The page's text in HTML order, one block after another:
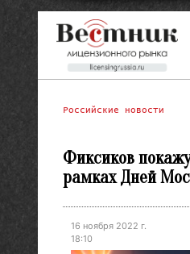
Российские новости
Фиксиков
рамках Дней
16 ноября 2022 г.
18:10